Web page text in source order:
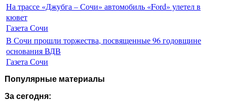
На трассе «Джубга – Сочи» автомобиль «Ford» улетел в
кювет
Газета Сочи
В Сочи прошли торжества, посвященные 96 годовщине
основания ВДВ
Газета Сочи
Популярные материалы
За сегодня: